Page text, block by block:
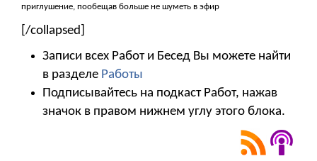
приглушение, пообещав больше не шуметь в эфир
[/collapsed]
Записи всех Работ и Бесед Вы можете найти
в разделе Работы
Подписывайтесь на подкаст Работ, нажав
значок в правом нижнем углу этого блока.